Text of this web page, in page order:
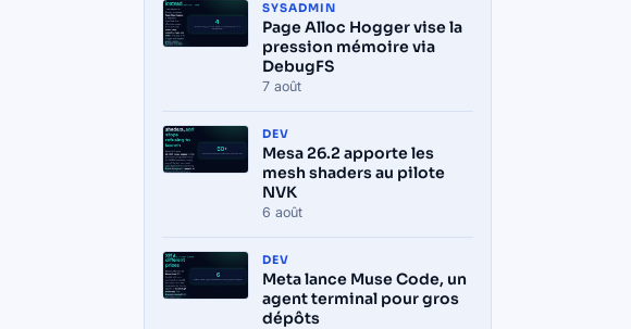
SYSADMIN
Page Alloc Hogger vise la
pression mémoire via
DebugFS
7 août
DEV
Mesa 26.2 apporte les
mesh shaders au pilote
NVK
6 août
DEV
Meta lance Muse Code, un
agent terminal pour gros
dépôts